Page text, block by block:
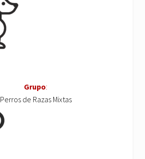
Grupo:
Perros de Razas Mixtas